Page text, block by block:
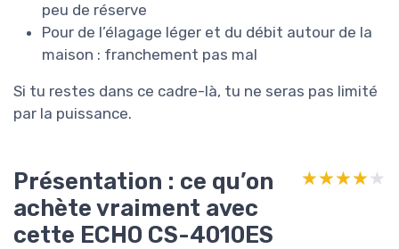
peu de réserve
Pour de l’élagage léger et du débit autour de la
maison : franchement pas mal
Si tu restes dans ce cadre-là, tu ne seras pas limité
par la puissance.
Présentation : ce qu’on
achète vraiment avec
cette ECHO CS-4010ES
★★★★★
★★★★★